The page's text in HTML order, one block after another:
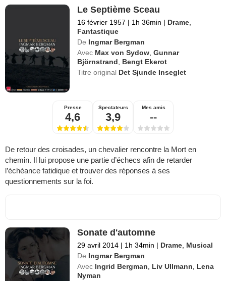
Le Septième Sceau
16 février 1957 | 1h 36min | Drame
Fantastique
De Ingmar Bergman
Avec Max von Sydow ,Gunnar
Björnstrand
Bengt Ekerot
Titre original Det Sjunde Inseglet
Presse
4,6
Spectateurs
3,9
Mes amis
--
De retour des croisades, un chevalier rencontre la Mort en
chemin. Il lui propose une partie d’échecs afin de retarder
l’échéance fatidique et trouver des réponses à ses
questionnements sur la foi.
Sonate d'automne
29 avril 2014 | 1h 34min | Drame Musical
De Ingmar Bergman
Avec Ingrid Bergman Liv Ullmann
Lena
Nyman